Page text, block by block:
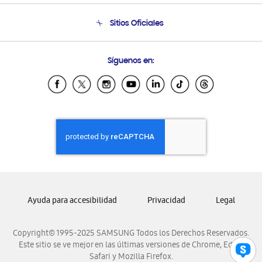
Condiciones de Compra
Soporte vía eMail
Sitios Oficiales
Samsung Ecuador
Samsung El Salvador
Samsung Honduras
Samsung Nicaragua
Samsung Panamá
Samsung Venezuela
Síguenos en:
Copyright© 1995-2025 SAMSUNG Todos los Derechos Reservados.
Este sitio se ve mejor en las últimas versiones de Chrome, Edge,
Safari y Mozilla Firefox.
Ayuda para accesibilidad Privacidad Legal